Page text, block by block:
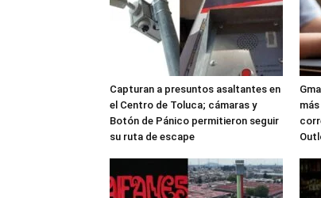
Capturan a presuntos asaltantes en
el Centro de Toluca; cámaras y
Botón de Pánico permitieron seguir
su ruta de escape